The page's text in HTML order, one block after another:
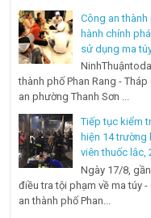
Công an thành
hành chính
sử dụng ma
thành phố Phan Rang -
an phường Thanh Sơn ...
Tiếp tục kiểm
hiện 14
viên thuốc lắc,
Ngày 17/8,
điều tra tội phạm về ma túy
an thành phố Phan...